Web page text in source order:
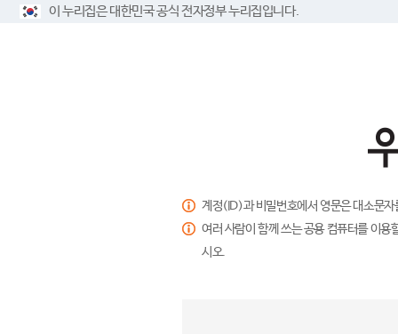
이 누리집은 대한민국 공식 전자정부 누리집입니다.
계정(ID)과 비밀번호에서 영문은 대소문
여러 사람이 함께 쓰는 공용 컴퓨터를 이
시오.